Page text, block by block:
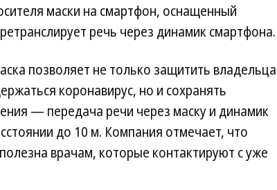
маски на смартфон, оснащенный
речь через динамик смартфона.
позволяет не только защитить владельца
коронавирус, но и сохранять
— передача речи через маску и динамик
до 10 м. Компания отмечает, что
врачам, которые контактируют с уже